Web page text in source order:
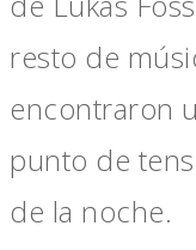
resto de
encontraron
punto de
de la noche.